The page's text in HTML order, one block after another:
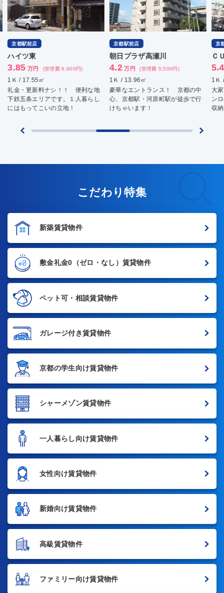
京都駅前店
ハイツ東
3.85 万円 (管理費 6,000円)
1Ｋ / 17.55㎡
礼金・更新料ナシ！！ 便利な地
下鉄五条エリアです。１人暮らし
にはもってこいの立地！
京都駅前店
朝日プラザ高瀬川
4.2 万円 (管理費 5,500円)
1Ｋ / 13.96㎡
豪華なエントランス！ 京都の中
心、京都駅・河原町駅が徒歩で行
けちゃいます！
京
Ｃ
5.4
1Ｋ
大
ン
収
こだわり特集
新築賃貸物件
敷金礼金0 （ゼロ・なし）賃貸物件
ペット可・相談賃貸物件
ガレージ付き賃貸物件
京都の学生向け賃貸物件
シャーメゾン賃貸物件
一人暮らし向け賃貸物件
女性向け賃貸物件
新婚向け賃貸物件
高級賃貸物件
ファミリー向け賃貸物件